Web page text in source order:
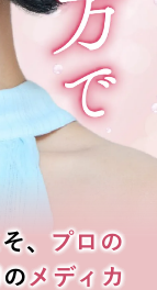
、 プロの
のメディカ